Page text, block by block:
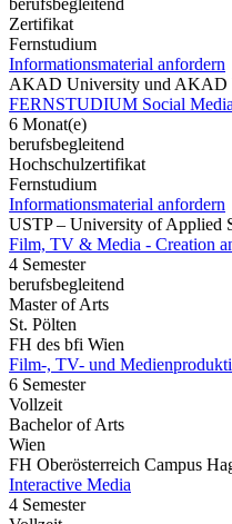
Zertifikat
Fernstudium
Informationsmaterial anfordern
AKAD University und AKAD
FERNSTUDIUM Social
6 Monat(e)
berufsbegleitend
Hochschulzertifikat
Fernstudium
Informationsmaterial anfordern
USTP – University of Applied
Film, TV & Media - Creation
4 Semester
berufsbegleitend
Master of Arts
St. Pölten
FH des bfi Wien
Film-, TV- und
6 Semester
Vollzeit
Bachelor of Arts
Wien
FH Oberösterreich Campus
Interactive Media
4 Semester